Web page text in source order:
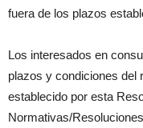
fuera de los plazos
Los interesados en
plazos y condiciones del
establecido por esta
Normativas/